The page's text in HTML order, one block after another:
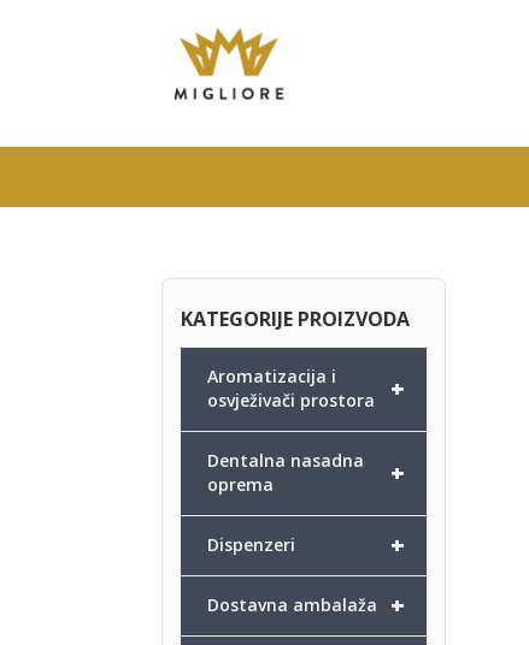
KATEGORIJE PROIZVODA
+
Aromatizacija i
osvježivači prostora
+
Dentalna nasadna
oprema
+
Dispenzeri
+
Dostavna ambalaža